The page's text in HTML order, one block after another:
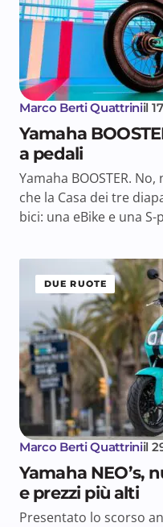
Marco Berti Quattriniil
Yamaha
a pedali
Yamaha BOOSTER.
che la Casa dei tre
bici: una eBike e una
DUE RUOTE
Marco Berti Quattriniil
Yamaha NEO’s,
e prezzi più alti
Presentato lo scorso